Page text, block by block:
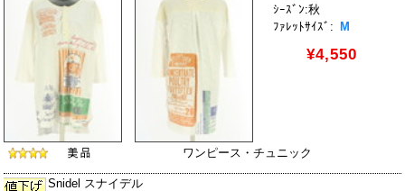
ｼｰｽﾞﾝ:秋
ﾌｧﾚｯﾄｻｲｽﾞ: M
¥4,550
ワンピース・チュニック
Snidel スナイデル